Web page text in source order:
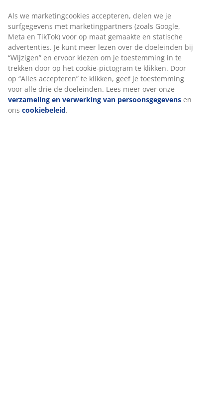
Als we marketingcookies accepteren, delen we je
surfgegevens met marketingpartners (zoals Google,
Meta en TikTok) voor op maat gemaakte en statische
advertenties. Je kunt meer lezen over de doeleinden bij
“Wijzigen” en ervoor kiezen om je toestemming in te
trekken door op het cookie-pictogram te klikken. Door
op “Alles accepteren” te klikken, geef je toestemming
voor alle drie de doeleinden. Lees meer over onze
verzameling en verwerking van persoonsgegevens en
ons cookiebeleid.